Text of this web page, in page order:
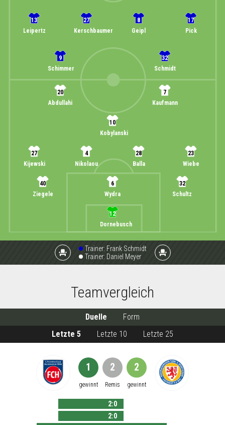
17
Pick
8
Geipl
27
Kerschbaumer
13
Leipertz
32
Schmidt
9
Schimmer
7
Kaufmann
20
Abdullahi
10
Kobylanski
23
Wiebe
28
Balla
4
Nikolaou
27
Kijewski
32
Schultz
6
Wydra
40
Ziegele
12
Dornebusch
event_seat Trainer: Frank Schmidt
Trainer: Daniel Meyer event_seat
Teamvergleich
Duelle
Form
Letzte 5
Letzte 10 Letzte 25
1
gewinnt
2
Remis
2
gewinnt
2:0
2:0